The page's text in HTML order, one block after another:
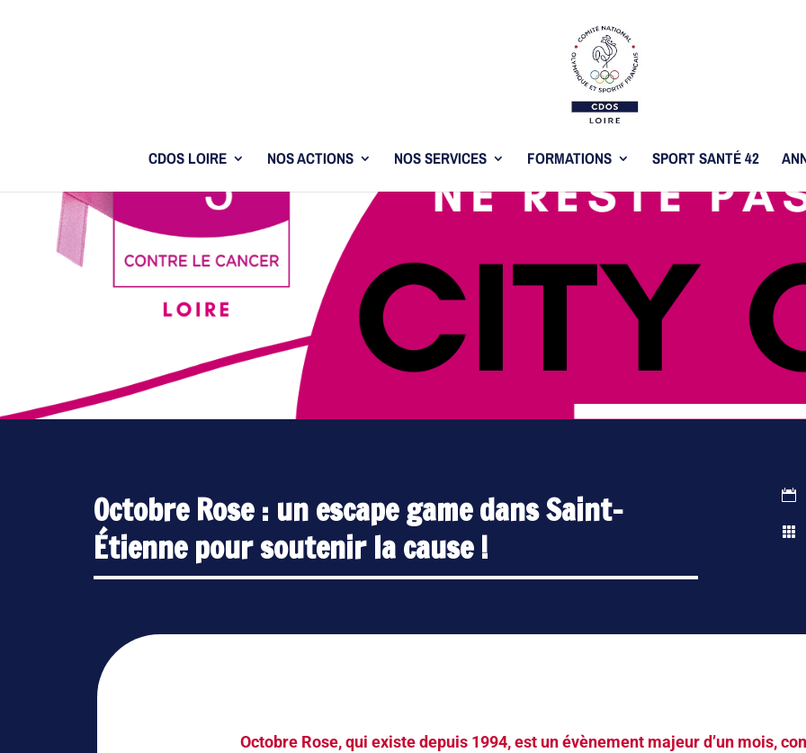
CDOS LOIRE NOS ACTIONS NOS SERVICES FORMATIONS SPORT SANTÉ 42
Octobre Rose : un escape game dans Saint-
Étienne pour soutenir la cause !


Octobre Rose, qui existe depuis 1994, est un évènement majeur d’un mois,